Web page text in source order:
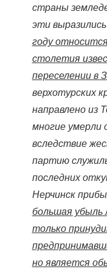
страны
эти
году
столетия
переселении в
верхотурских
направлено из
многие умерли
вследствие
партию
последних
Нерчинск
большая убыль
только
но является